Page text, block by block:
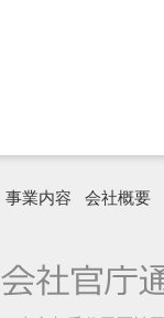
事業内容 会社概要